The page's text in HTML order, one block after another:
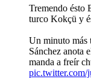
Tremendo ésto️
turco Kokçü y
Un minuto más
Sánchez anota
manda a freír